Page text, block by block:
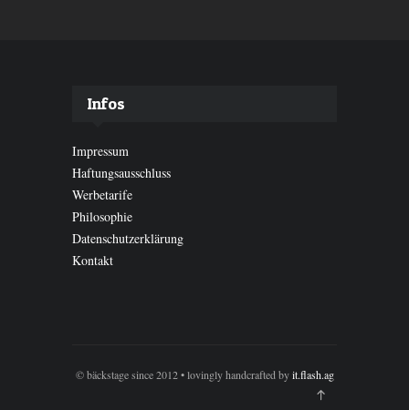
Infos
Impressum
Haftungsausschluss
Werbetarife
Philosophie
Datenschutzerklärung
Kontakt
© bäckstage since 2012 • lovingly handcrafted byit.flash.ag